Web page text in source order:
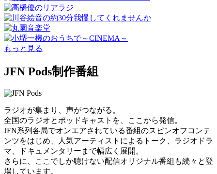
もっと見る
JFN Pods制作番組
ラジオが集まり、声がつながる。
全国のラジオとポッドキャストを、ここから発信。
JFN系列各局でオンエアされている番組のスピンオフコンテ
ンツをはじめ、人気アーティストによるトーク、ラジオドラ
マ、ドキュメンタリーまで幅広く展開。
さらに、ここでしか聴けない配信オリジナル番組も続々と登
場しています。